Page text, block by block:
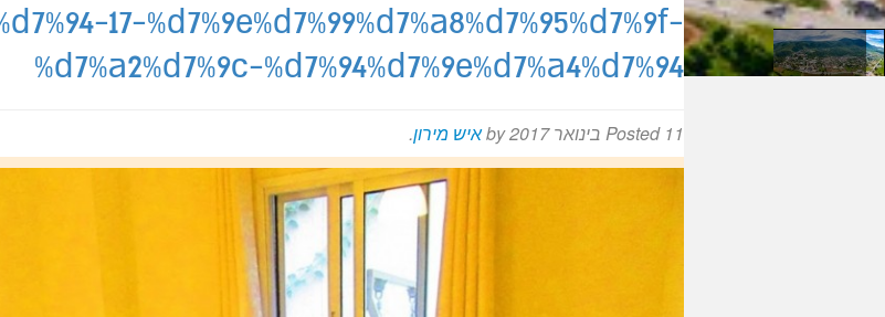
17-%d7%9e%d7%99%d7%a8%d7%95%d7%9f-
%d7%a2%d7%9c-%d7%94%d7%9e%d7%a4%d7%94
Posted 11 בינואר 2017 by איש מירון.